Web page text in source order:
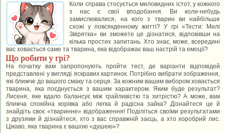
Коли справа стосується миловидних істот, у кожного
з нас є свої вподобання. Ви коли-небудь
замислювалися, на кого з тварин ви найбільше
схожі у повсякденному житті? У грі «Тести: Милі
Звірятка» ви зможете це дізнатися, відповівши на
кілька простих запитань. Хто знає, може, всередині
вас ховається саме та тварина, яка відображає ваш настрій та емоції?
Що робити у грі?
На початку вам запропонують пройти тест, де варіанти відповідей
представлені у вигляді яскравих картинок. Потрібно вибрати зображення,
які ближче до вашого смаку та серця. За кожним вашим вибором ховається
тварина, яка поєднується з вашим характером. Яким буде результат?
Лисеня, яке вдало балансує між грайливістю та хитрістю? А може, вам
ближча спокійна корівка або легка й радісна зайка? Дізнайтеся це й
знайдіть своє «тваринне» відображення! Поділіться своїми результатами
з друзями й дізнайтеся, хто з вас справжній заєць, а хто хоробрий лис.
Цікаво, яка тварина є вашою «душею»?